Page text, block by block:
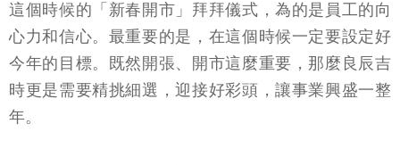
這個時候的「新春開市」拜拜儀式，為的是員工的向
心力和信心。最重要的是，在這個時候一定要設定好
今年的目標。既然開張、開市這麼重要，那麼良辰吉
時更是需要精挑細選，迎接好彩頭，讓事業興盛一整
年。